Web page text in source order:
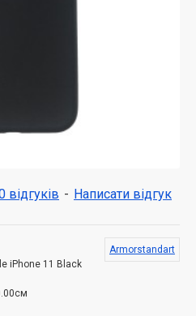
відгуків - Написати відгук
iPhone 11 Black
Armorstandart